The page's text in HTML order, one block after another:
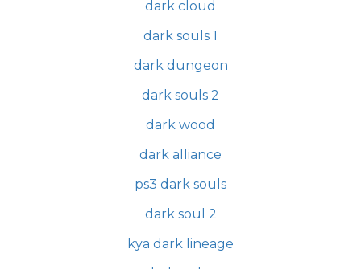
dark cloud
dark souls 1
dark dungeon
dark souls 2
dark wood
dark alliance
ps3 dark souls
dark soul 2
kya dark lineage